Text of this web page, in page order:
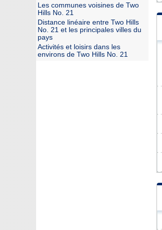
Les communes voisines de Two
Hills No. 21
Distance linéaire entre Two Hills
No. 21 et les principales villes du
pays
Activités et loisirs dans les
environs de Two Hills No. 21